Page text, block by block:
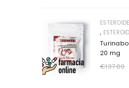
,
20 mg
€137.00